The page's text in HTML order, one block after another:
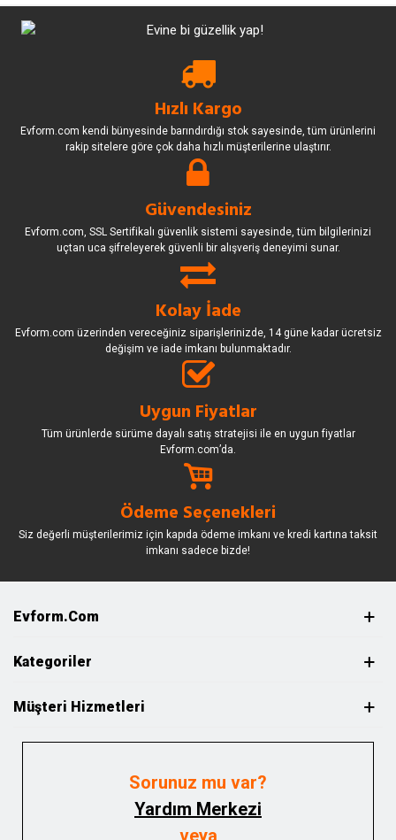
Hızlı Kargo
Evform.com kendi bünyesinde barındırdığı stok sayesinde, tüm ürünlerini
rakip sitelere göre çok daha hızlı müşterilerine ulaştırır.
Güvendesiniz
Evform.com, SSL Sertifikalı güvenlik sistemi sayesinde, tüm bilgilerinizi
uçtan uca şifreleyerek güvenli bir alışveriş deneyimi sunar.
Kolay İade
Evform.com üzerinden vereceğiniz siparişlerinizde, 14 güne kadar ücretsiz
değişim ve iade imkanı bulunmaktadır.
Uygun Fiyatlar
Tüm ürünlerde sürüme dayalı satış stratejisi ile en uygun fiyatlar
Evform.com’da.
Ödeme Seçenekleri
Siz değerli müşterilerimiz için kapıda ödeme imkanı ve kredi kartına taksit
imkanı sadece bizde!
Evform.com
Kategoriler
Müşteri Hizmetleri
Sorunuz mu var?
Yardım Merkezi
veya